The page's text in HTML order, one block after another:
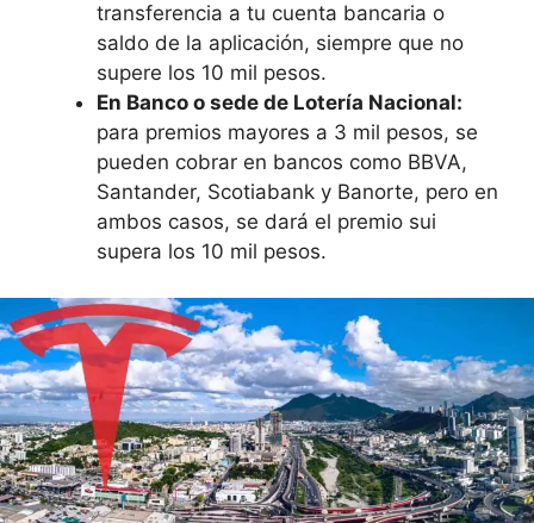
transferencia a tu cuenta bancaria o
saldo de la aplicación, siempre que no
supere los 10 mil pesos.
En Banco o sede de Lotería Nacional:
para premios mayores a 3 mil pesos, se
pueden cobrar en bancos como BBVA,
Santander, Scotiabank y Banorte, pero en
ambos casos, se dará el premio sui
supera los 10 mil pesos.